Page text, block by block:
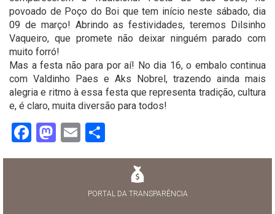
povoado de Poço do Boi que tem início neste sábado, dia
09 de março! Abrindo as festividades, teremos Dilsinho
Vaqueiro, que promete não deixar ninguém parado com
muito forró!
Mas a festa não para por aí! No dia 16, o embalo continua
com Valdinho Paes e Aks Nobrel, trazendo ainda mais
alegria e ritmo à essa festa que representa tradição, cultura
e, é claro, muita diversão para todos!
Facebook
Mastodon
Email
PORTAL DA TRANSPARÊNCIA